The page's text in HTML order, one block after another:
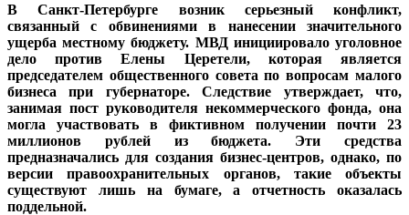
В Санкт-Петербурге возник серьезный конфликт,
связанный с обвинениями в нанесении значительного
ущерба местному бюджету. МВД инициировало уголовное
дело против Елены Церетели, которая является
председателем общественного совета по вопросам малого
бизнеса при губернаторе. Следствие утверждает, что,
занимая пост руководителя некоммерческого фонда, она
могла участвовать в фиктивном получении почти 23
миллионов рублей из бюджета. Эти средства
предназначались для создания бизнес-центров, однако, по
версии правоохранительных органов, такие объекты
существуют лишь на бумаге, а отчетность оказалась
поддельной.